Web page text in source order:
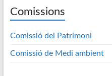
Comissions
Comissió del Patrimoni
Comissió de Medi ambient